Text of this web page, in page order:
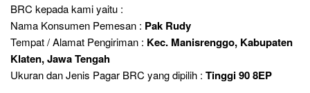
BRC kepada kami yaitu :
Nama Konsumen Pemesan : Pak Rudy
Tempat / Alamat Pengiriman : Kec. Manisrenggo, Kabupaten
Klaten, Jawa Tengah
Ukuran dan Jenis Pagar BRC yang dipilih : Tinggi 90 8EP